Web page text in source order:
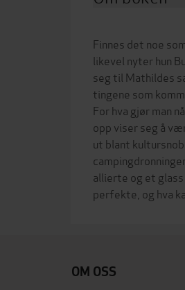
Finnes det noe
likevel nyter hun
seg til Mathildes
tingene som
For hva gjør man
opp viser seg å
ut blant
allierte og et
OM OSS